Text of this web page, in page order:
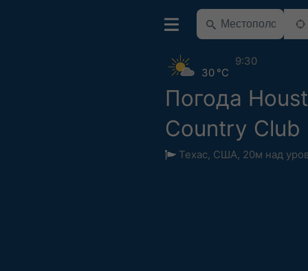
Погода
Country Club
Техас, США, 20м над
30 °C
9:30